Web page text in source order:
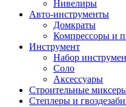
Нивелиры
Авто-инструменты
Домкраты
Компрессоры и
Инструмент
Набор
Соло
Аксессуары
Строительные
Степлеры и